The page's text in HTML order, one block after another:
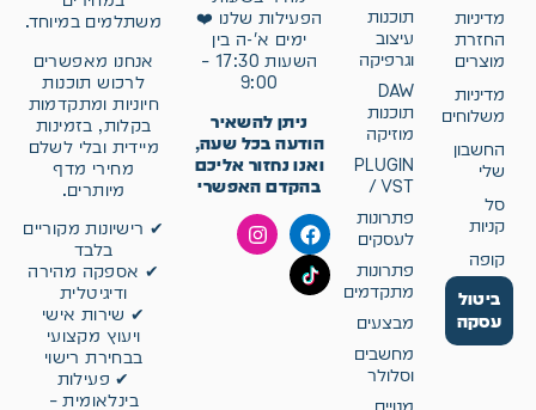
מדיניות
החזרת
מוצרים
מדיניות
משלוחים
החשבון
שלי
סל
קניות
קופה
ביטול
עסקה
תוכנות
עיצוב
וגרפיקה
DAW
תוכנות
מוזיקה
PLUGIN
/ VST
פתרונות
לעסקים
פתרונות
מתקדמים
מבצעים
מחשבים
וסלולר
הפעילות שלנו ❤️
ימים א'-ה בין
השעות 17:30 –
9:00
ניתן להשאיר
הודעה בכל שעה,
ואנו נחזור אליכם
בהקדם האפשרי
משתלמים במיוחד.
אנחנו מאפשרים
לרכוש תוכנות
חיוניות ומתקדמות
בקלות, בזמינות
מיידית ובלי לשלם
מחירי מדף
מיותרים.
✔ רישיונות מקוריים
בלבד
✔ אספקה מהירה
ודיגיטלית
✔ שירות אישי
ויעוץ מקצועי
בבחירת רישוי
✔ פעילות
בינלאומית –